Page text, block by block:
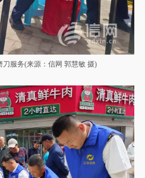
刀服务(来源：信网 郭慧敏 摄)